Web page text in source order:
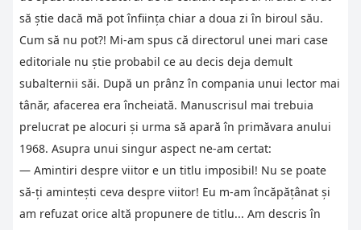
să ştie dacă mă pot înfiinţa chiar a doua zi în biroul său.
Cum să nu pot?! Mi-am spus că directorul unei mari case
editoriale nu ştie probabil ce au decis deja demult
subalternii săi. După un prânz în compania unui lector mai
tânăr, afacerea era încheiată. Manuscrisul mai trebuia
prelucrat pe alocuri şi urma să apară în primăvara anului
1968. Asupra unui singur aspect ne-am certat:
— Amintiri despre viitor e un titlu imposibil! Nu se poate
să-ţi aminteşti ceva despre viitor! Eu m-am încăpăţânat şi
am refuzat orice altă propunere de titlu... Am descris în